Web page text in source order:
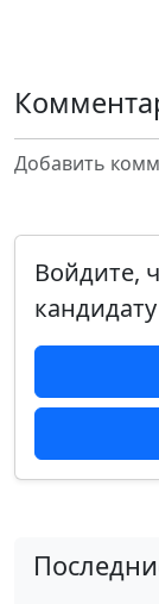
Добавить
Войдите,